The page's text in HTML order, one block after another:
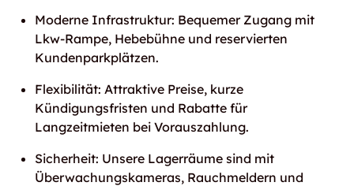
Moderne Infrastruktur: Bequemer Zugang mit
Lkw-Rampe, Hebebühne und reservierten
Kundenparkplätzen.
Flexibilität: Attraktive Preise, kurze
Kündigungsfristen und Rabatte für
Langzeitmieten bei Vorauszahlung.
Sicherheit: Unsere Lagerräume sind mit
Überwachungskameras, Rauchmeldern und